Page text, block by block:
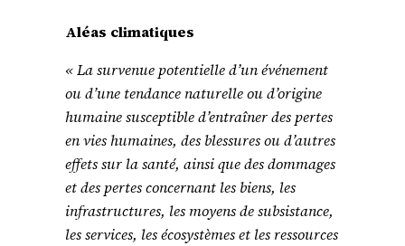
Aléas climatiques
« La survenue potentielle d’un événement
ou d’une tendance naturelle ou d’origine
humaine susceptible d’entraîner des pertes
en vies humaines, des blessures ou d’autres
effets sur la santé, ainsi que des dommages
et des pertes concernant les biens, les
infrastructures, les moyens de subsistance,
les services, les écosystèmes et les ressources